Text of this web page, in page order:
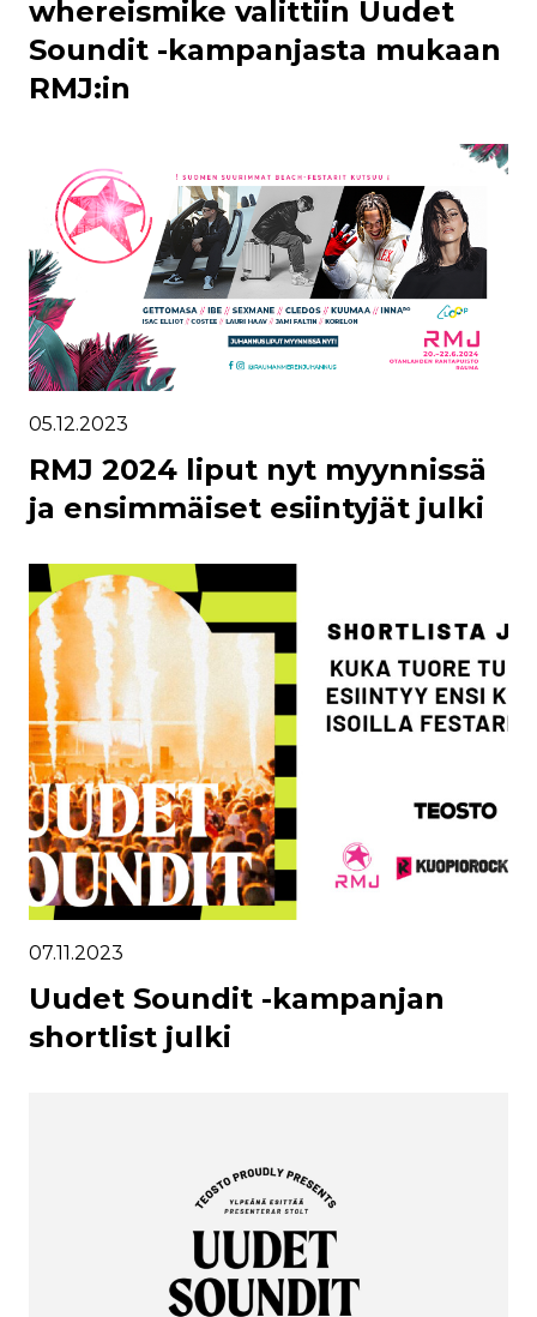
whereismike valittiin Uudet
Soundit -kampanjasta mukaan
RMJ:in
05.12.2023
RMJ 2024 liput nyt myynnissä
ja ensimmäiset esiintyjät julki
07.11.2023
Uudet Soundit -kampanjan
shortlist julki